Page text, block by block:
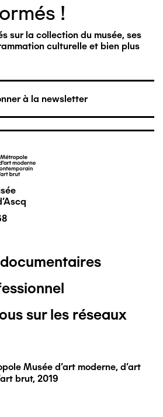
!
sur la collection du musée, ses
culturelle et bien plus
à la newsletter
sur les réseaux
Musée d'art moderne, d'art
brut, 2019